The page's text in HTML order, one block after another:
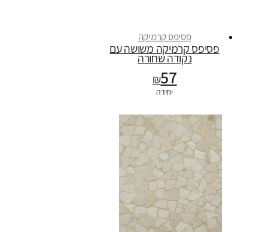
פסיפס קרמיקה
פסיפס קרמיקה משושה עם
נקודה שחורה
₪57
יחידה